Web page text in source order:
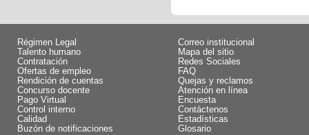
Régimen Legal
Talento humano
Contratación
Ofertas de empleo
Rendición de cuentas
Concurso docente
Pago Virtual
Control interno
Calidad
Buzón de notificaciones
Correo institucional
Mapa del sitio
Redes Sociales
FAQ
Quejas y reclamos
Atención en línea
Encuesta
Contáctenos
Estadísticas
Glosario